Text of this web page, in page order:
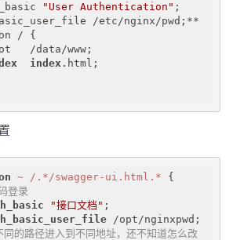
"User Authentication" ;
/etc/nginx/pwd;**
/ {
index .html;
~ /.*/swagger-ui.html.* {
登录
"接口文档" ;
/opt/nginxpwd;
的路径进入到不同地址，还不知道怎么改